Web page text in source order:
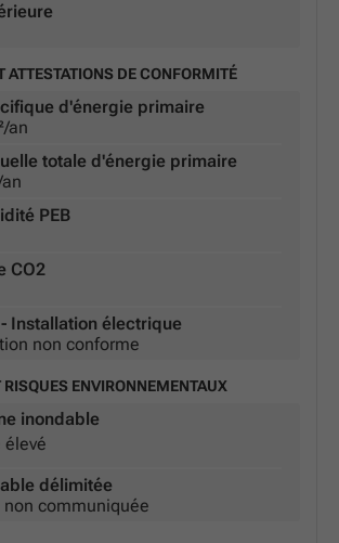
ATTESTATIONS DE CONFORMITÉ
d'énergie primaire
an
totale d'énergie primaire
PEB
CO2
Installation électrique
non conforme
ENVIRONNEMENTAUX
inondable
élevé
délimitée
communiquée